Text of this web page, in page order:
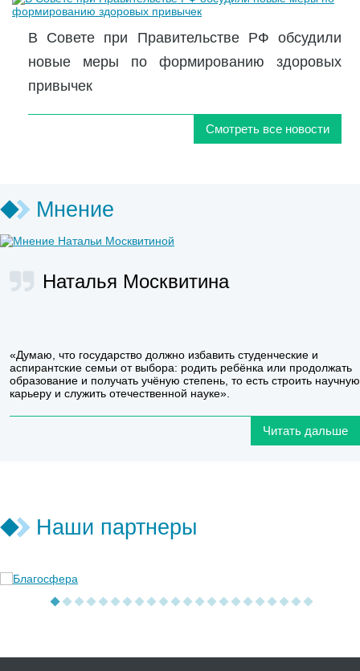
В Совете при Правительстве РФ обсудили
новые меры по формированию здоровых
привычек
Смотреть все новости
Мнение
Наталья Москвитина
«Думаю, что государство должно избавить студенческие и
аспирантские семьи от выбора: родить ребёнка или продолжать
образование и получать учёную степень, то есть строить научную
карьеру и служить отечественной науке».
Читать дальше
Наши партнеры